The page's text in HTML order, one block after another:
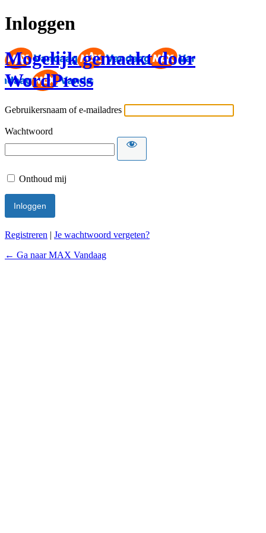
Inloggen
Mogelijk gemaakt door
WordPress
Gebruikersnaam of e-mailadres
Wachtwoord
Onthoud mij
Registreren | Je wachtwoord vergeten?
← Ga naar MAX Vandaag